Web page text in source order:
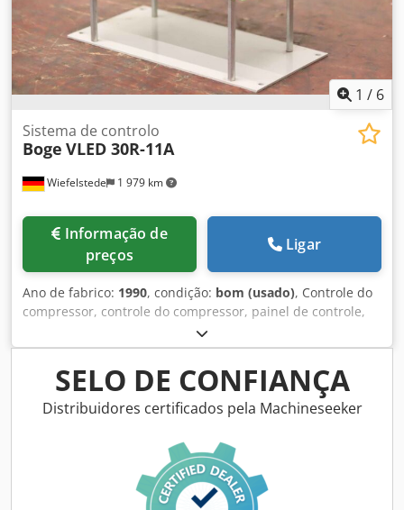
1 / 6
Wiefelstede 1 979 km
Sistema de controlo
Boge VLED 30R-11A
preços
Ligar
Ano de fabrico: 1990, condição: bom (usado), Controle do
compressor, controle do compressor, painel de controle,
caixa de controle, unidade de controle Dcjdpevpfh Tjfx
Agxsk -Fabricante: Boge, controle de compressor de
compressor de parafuso tipo VLED 30R-11A -Componentes
individuais: veja fotos -Dimensões: 200/110/H150 mm -
Peso: 1,2kg
SELO DE CONFIANÇA
Distribuidores certificados pela Machineseeker